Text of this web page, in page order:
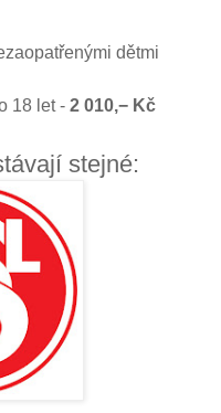
dětmi
18 let - 2 010,− Kč
stejné: